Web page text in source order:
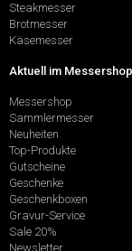
Steakmesser
Brotmesser
Käsemesser
Aktuell im Messershop
Messershop
Sammlermesser
Neuheiten
Top-Produkte
Gutscheine
Geschenke
Geschenkboxen
Gravur-Service
Sale 20%
Newsletter